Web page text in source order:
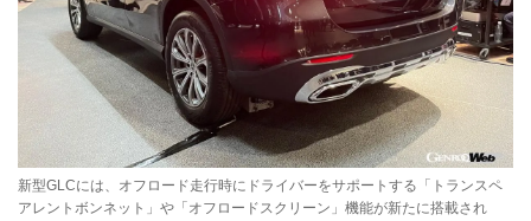
新型GLCには、オフロード走行時にドライバーをサポートする「トランスペ
アレントボンネット」や「オフロードスクリーン」機能が新たに搭載され